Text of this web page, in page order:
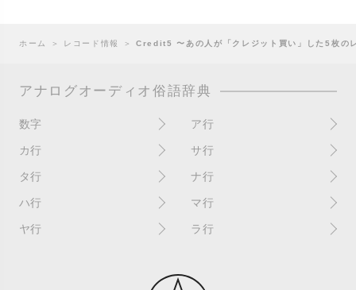
ホーム ＞ レコード情報 ＞Credit5 〜あの人が「クレジット買い」した5枚
アナログオーディオ俗語辞典
数字
10インチ
4チャンネル
ア行
RPM(33,45)
赤盤
アセテート盤
EPアダプター
インシュレーター
カ行
書き込み
歌詞記載ジャケット
ガチャ盤
サ行
サイン
CDJ
シールド盤
シュリンク残存
タ行
ターンテーブル
ダイナフレックス
ナ行
2枚使い
ン）
ハ行
ハウリング
マ行
マスターテンポ
マトリックス番号
ヤ行 ラ行
リイシュー / 再発